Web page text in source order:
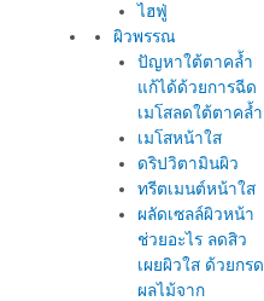
ไฮฟู่
ผิวพรรณ
ปัญหาใต้ตาคล้ำ
แก้ได้ด้วยการฉีด
เมโสลดใต้ตาคล้ำ
เมโสหน้าใส
ดริปวิตามินผิว
ทรีตเมนต์หน้าใส
ผลัดเซลล์ผิวหน้า
ช่วยอะไร ลดสิว
เผยผิวใส ด้วยกรด
ผลไม้จาก